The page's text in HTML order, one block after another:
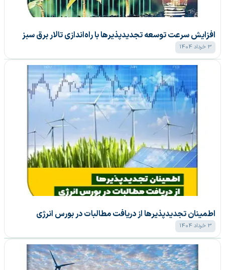
افزایش سرعت توسعه تجدیدپذیر‌ها با راه‌اندازی تالار برق سبز
3 خرداد 1404
اطمینان تجدیدپذیر‌ها از دریافت مطالبات در بورس انرژی
3 خرداد 1404